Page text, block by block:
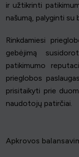
ir užtikrinti
našumą, palyginti su
Rinkdamiesi
gebėjimą
patikimumo
prieglobos
prisitaikyti prie
naudotojų patirčiai.
Apkrovos